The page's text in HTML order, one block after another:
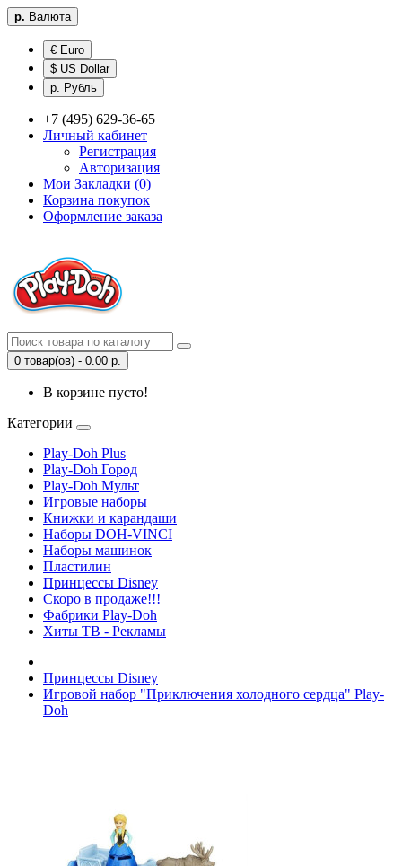
р. Валюта
€ Euro
$ US Dollar
р. Рубль
+7 (495) 629-36-65
Личный кабинет
Регистрация
Авторизация
Мои Закладки (0)
Корзина покупок
Оформление заказа
0 товар(ов) - 0.00 р.
В корзине пусто!
Категории
Play-Doh Plus
Play-Doh Город
Play-Doh Мульт
Игровые наборы
Книжки и карандаши
Наборы DOH-VINCI
Наборы машинок
Пластилин
Принцессы Disney
Скоро в продаже!!!
Фабрики Play-Doh
Хиты ТВ - Рекламы
Принцессы Disney
Игровой набор "Приключения холодного сердца" Play-
Doh